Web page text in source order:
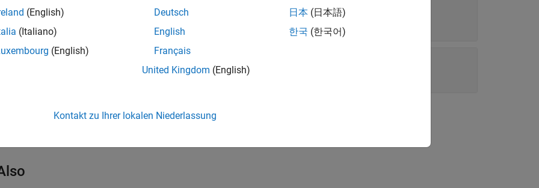
— Model Advisor application object
— Name of Model Advisor configuration JSON file
History
(English)
(Italiano)
(English)
Deutsch
English
Français
United Kingdom (English)
日本 (日本語)
한국 (한국어)
Kontakt zu Ihrer lokalen Niederlassung